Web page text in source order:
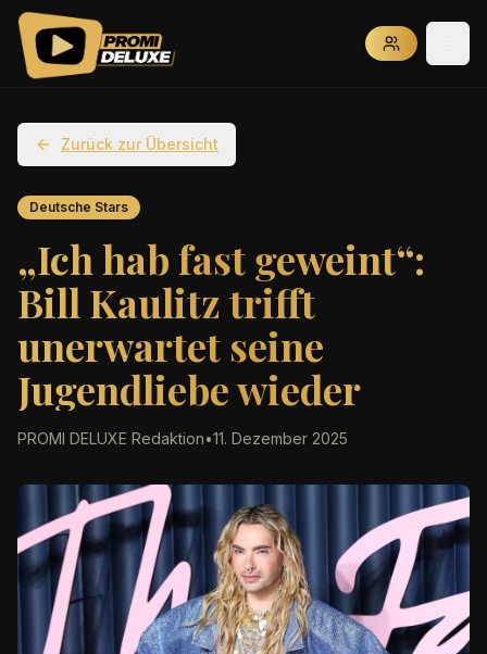
Zurück zur Übersicht
Deutsche Stars
„Ich hab fast geweint“:
Bill Kaulitz trifft
unerwartet seine
Jugendliebe wieder
PROMI DELUXE Redaktion•11. Dezember 2025